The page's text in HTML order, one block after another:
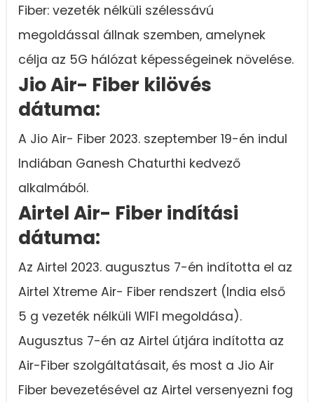
Fiber: vezeték nélküli szélessávú
megoldással állnak szemben, amelynek
célja az 5G hálózat képességeinek növelése.
Jio Air- Fiber kilövés
dátuma:
A Jio Air- Fiber 2023. szeptember 19-én indul
Indiában Ganesh Chaturthi kedvező
alkalmából.
Airtel Air- Fiber indítási
dátuma:
Az Airtel 2023. augusztus 7-én indította el az
Airtel Xtreme Air- Fiber rendszert (India első
5 g vezeték nélküli WIFI megoldása).
Augusztus 7-én az Airtel útjára indította az
Air-Fiber szolgáltatásait, és most a Jio Air
Fiber bevezetésével az Airtel versenyezni fog